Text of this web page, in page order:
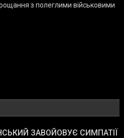
з полеглими військовими
ЗАВОЙОВУЄ СИМПАТІЇ